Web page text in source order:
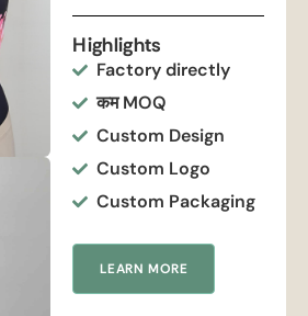
Highlights
Factory directly
कम MOQ
Custom Design
Custom Logo
Custom Packaging
LEARN MORE